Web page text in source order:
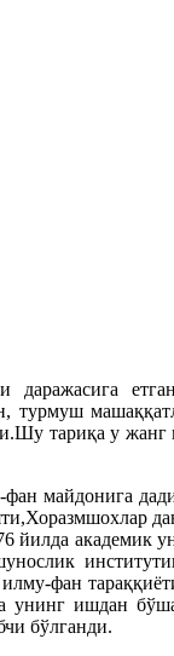
даражасига
турмуш
тариқа у
майдонига
йилда академик
фан
ишдан
бўлганди.